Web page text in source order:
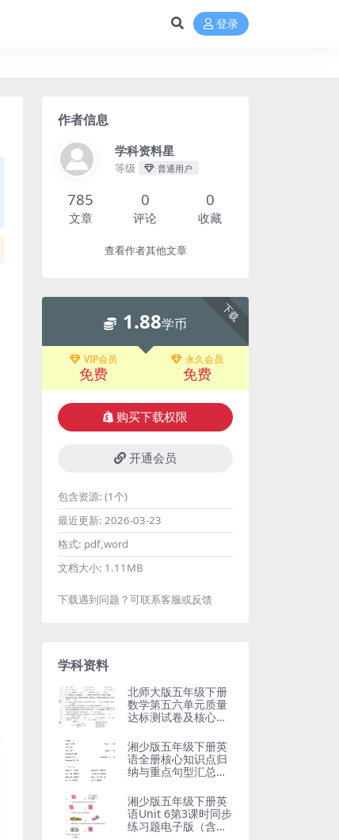
登录
作者信息
学科资料星
等级 普通用户
785
文章
0
评论
0
收藏
查看作者其他文章
下载
1.88学币
VIP会员
免费
永久会员
免费
购买下载权限
开通会员
包含资源: (1个)
最近更新: 2026-03-23
格式: pdf,word
文档大小: 1.11MB
下载遇到问题？可联系客服或反馈
学科资料
北师大版五年级下册
数学第五六单元质量
达标测试卷及核心考
湘少版五年级下册英
语全册核心知识点归
纳与重点句型汇总电
湘少版五年级下册英
语Unit 6第3课时同步
练习题电子版（含语